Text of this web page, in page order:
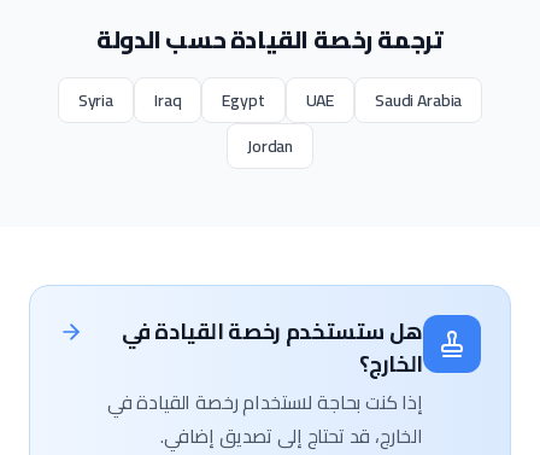
ترجمة رخصة القيادة حسب الدولة
Saudi Arabia
UAE
Egypt
Iraq
Syria
Jordan
هل ستستخدم رخصة القيادة في
الخارج؟
إذا كنت بحاجة لاستخدام رخصة القيادة في
الخارج، قد تحتاج إلى تصديق إضافي.